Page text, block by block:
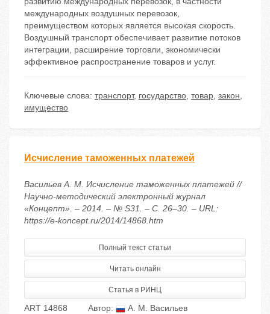
международных воздушных перевозок,
преимуществом которых является высокая скорость.
Воздушный транспорт обеспечивает развитие потоков
интеграции, расширение торговли, экономически
эффективное распространение товаров и услуг.
Ключевые слова: транспорт, государство, товар, закон,
имущество
Исчисление таможенных платежей
Васильев А. М. Исчисление таможенных платежей //
Научно-методический электронный журнал
«Концепт». – 2014. – № S31. – С. 26–30. – URL:
https://e-koncept.ru/2014/14868.htm
Полный текст статьи
Читать онлайн
Статья в РИНЦ
ART 14868 Автор:
А. М. Васильев